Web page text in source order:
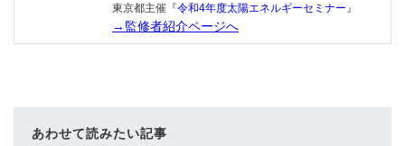
東京都主催『令和4年度太陽エネルギーセミナー 』
→監修者紹介ページへ
あわせて読みたい記事